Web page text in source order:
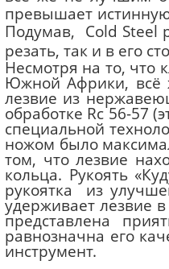
превышает
Подумав, Cold Steel
резать, так и в его
Несмотря на то, что
Южной Африки, всё
лезвие из
обработке Rc 56-57
специальной
ножом было
том, что лезвие
кольца. Рукоять
рукоятка из
удерживает лезвие
представлена
равнозначна его
инструмент.